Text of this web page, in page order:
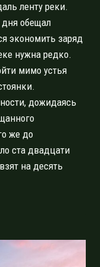
ленту реки.
обещал
экономить заряд
нужна редко.
мимо устья
дожидаясь
же до
ста двадцати
на десять